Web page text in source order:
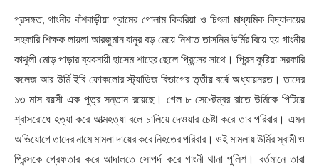
প্রসঙ্গত, গাংনীর বাঁশবাড়ীয়া গ্রামের গোলাম কিবরিয়া ও চিৎলা মাধ্যমিক বিদ্যালয়ের
সহকারি শিক্ষক লায়লা আরজুমান বানুর বড় মেয়ে নিশাত তাসনিম উর্মির বিয়ে হয় গাংনীর
কাথুলী মোড় পাড়ার ব্যবসায়ী হাসেম শাহের ছেলে প্রিন্সের সাথে। প্রিন্স কুষ্টিয়া সরকারি
কলেজ আর উর্মি ইবি ফোকলোর স্ট্যাডিজ বিভাগের তৃতীয় বর্ষে অধ্যায়নরত। তাদের
১৩ মাস বয়সী এক পুত্র সন্তান রয়েছে। গেল ৮ সেপ্টেম্বর রাতে উর্মিকে পিটিয়ে
শ্বাসরোধে হত্যা করে আত্মহত্যা বলে চালিয়ে দেওয়ার চেষ্টা করে তার পরিবার। এমন
অভিযোগে তাদের নামে মামলা দায়ের করে নিহতের পরিবার। ওই মামলায় উর্মির স্বামী ও
প্রিন্সকে গ্রেফতার করে আদালতে সোপর্দ করে গাংনী থানা পুলিশ। বর্তমানে তারা